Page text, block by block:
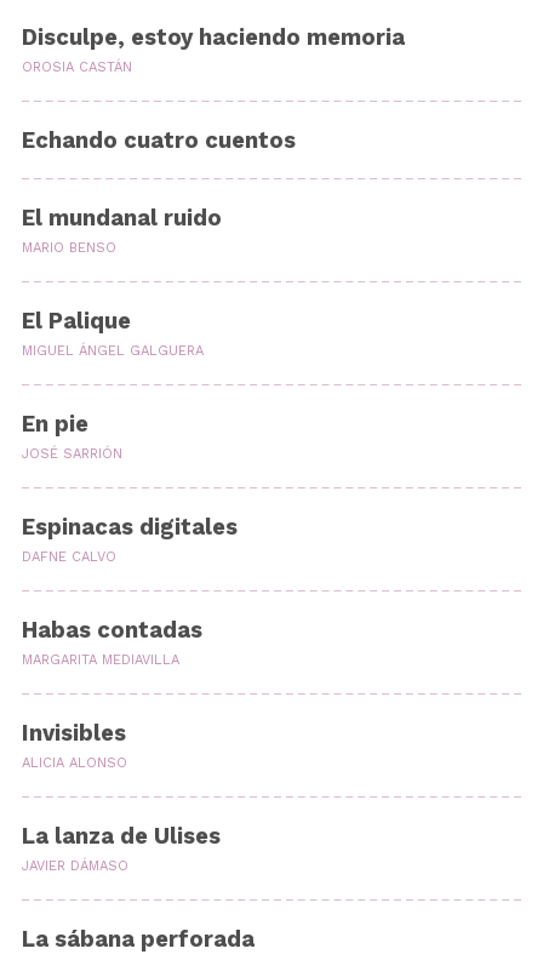
Disculpe, estoy haciendo memoria
OROSIA CASTÁN
Echando cuatro cuentos
El mundanal ruido
MARIO BENSO
El Palique
MIGUEL ÁNGEL GALGUERA
En pie
JOSÉ SARRIÓN
Espinacas digitales
DAFNE CALVO
Habas contadas
MARGARITA MEDIAVILLA
Invisibles
ALICIA ALONSO
La lanza de Ulises
JAVIER DÁMASO
La sábana perforada